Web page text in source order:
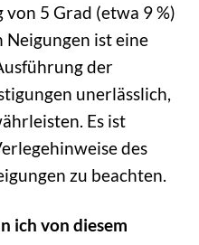
5 Grad (etwa 9 %)
ist eine
der
unerlässlich,
Es ist
des
zu beachten.
ich von diesem